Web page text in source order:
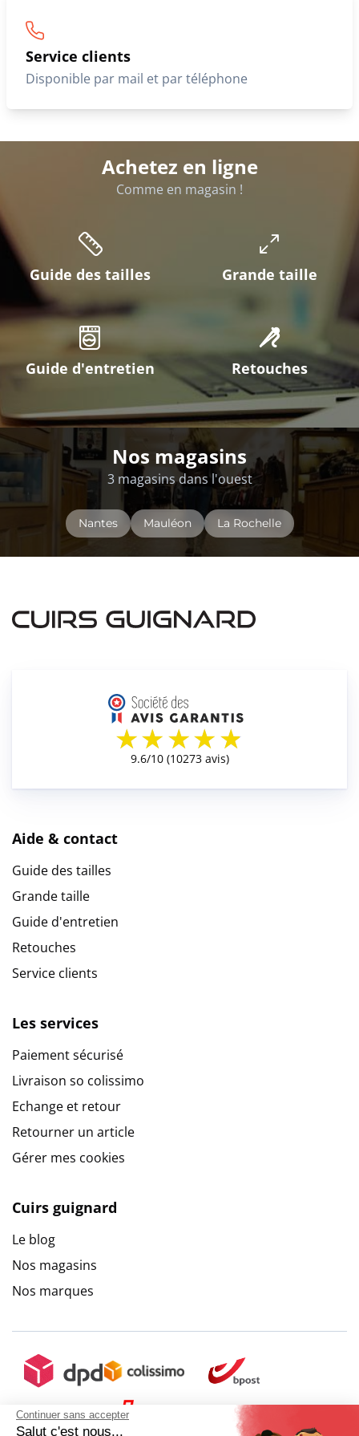
Continuer sans accepter
Salut c'est nous...
Service clients
Disponible par mail et par téléphone
Achetez en ligne
Comme en magasin !
Guide des tailles Grande taille
Guide d'entretien Retouches
Nos magasins
3 magasins dans l'ouest
Nantes Mauléon La Rochelle
Aide & contact
Guide des tailles
Grande taille
Guide d'entretien
Retouches
Service clients
Les services
Paiement sécurisé
Livraison so colissimo
Echange et retour
Retourner un article
Gérer mes cookies
Cuirs guignard
Le blog
Nos magasins
Nos marques